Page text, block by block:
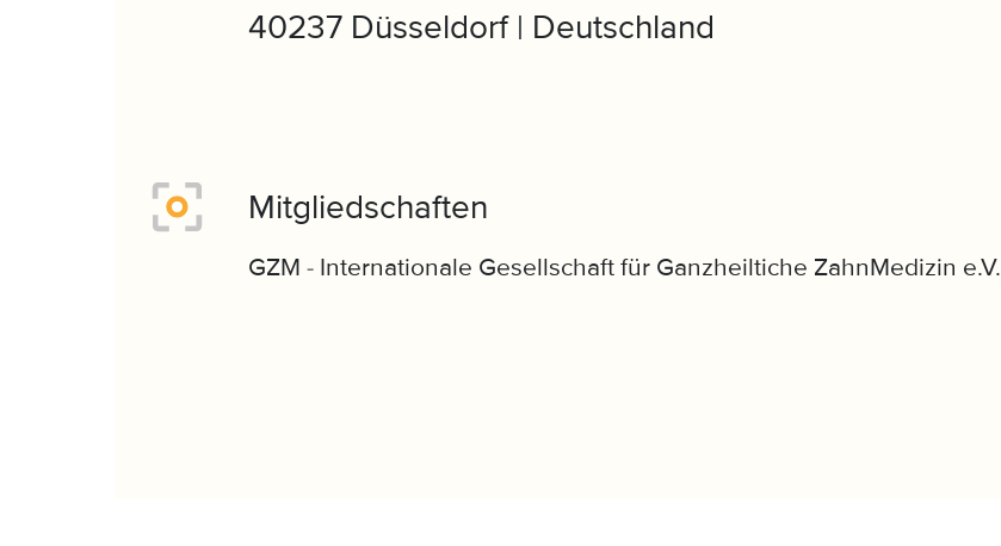
40237 Düsseldorf | Deutschland
Mitgliedschaften
GZM - Internationale Gesellschaft für Ganzheiltiche ZahnMedizin e.V.